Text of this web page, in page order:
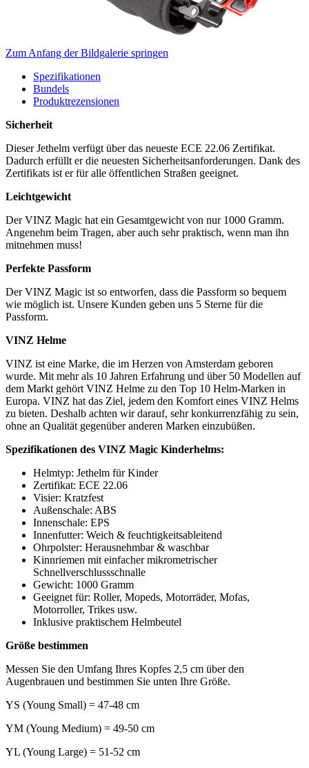
Zum Anfang der Bildgalerie springen
Spezifikationen
Bundels
Produktrezensionen
Sicherheit
Dieser Jethelm verfügt über das neueste ECE 22.06 Zertifikat.
Dadurch erfüllt er die neuesten Sicherheitsanforderungen. Dank des
Zertifikats ist er für alle öffentlichen Straßen geeignet.
Leichtgewicht
Der VINZ Magic hat ein Gesamtgewicht von nur 1000 Gramm.
Angenehm beim Tragen, aber auch sehr praktisch, wenn man ihn
mitnehmen muss!
Perfekte Passform
Der VINZ Magic ist so entworfen, dass die Passform so bequem
wie möglich ist. Unsere Kunden geben uns 5 Sterne für die
Passform.
VINZ Helme
VINZ ist eine Marke, die im Herzen von Amsterdam geboren
wurde. Mit mehr als 10 Jahren Erfahrung und über 50 Modellen auf
dem Markt gehört VINZ Helme zu den Top 10 Helm-Marken in
Europa. VINZ hat das Ziel, jedem den Komfort eines VINZ Helms
zu bieten. Deshalb achten wir darauf, sehr konkurrenzfähig zu sein,
ohne an Qualität gegenüber anderen Marken einzubüßen.
Spezifikationen des VINZ Magic Kinderhelms:
Helmtyp: Jethelm für Kinder
Zertifikat: ECE 22.06
Visier: Kratzfest
Außenschale: ABS
Innenschale: EPS
Innenfutter: Weich & feuchtigkeitsableitend
Ohrpolster: Herausnehmbar & waschbar
Kinnriemen mit einfacher mikrometrischer
Schnellverschlussschnalle
Gewicht: 1000 Gramm
Geeignet für: Roller, Mopeds, Motorräder, Mofas,
Motorroller, Trikes usw.
Inklusive praktischem Helmbeutel
Größe bestimmen
Messen Sie den Umfang Ihres Kopfes 2,5 cm über den
Augenbrauen und bestimmen Sie unten Ihre Größe.
YS (Young Small) = 47-48 cm
YM (Young Medium) = 49-50 cm
YL (Young Large) = 51-52 cm